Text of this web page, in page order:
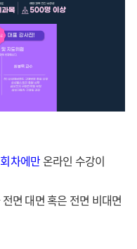
차에만온라인 수강이
면 대면 혹은 전면 비대면